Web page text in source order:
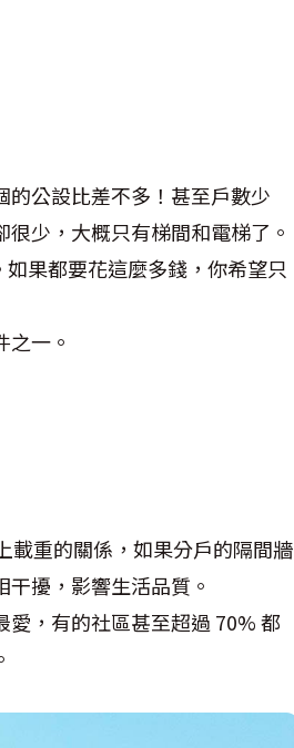
公設比差不多！甚至戶數少
少，大概只有梯間和電梯了。
果都要花這麼多錢，你希望只
一。
載重的關係，如果分戶的隔間牆
擾，影響生活品質。
，有的社區甚至超過 70% 都